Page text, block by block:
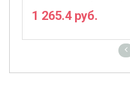
1 265.4 руб.